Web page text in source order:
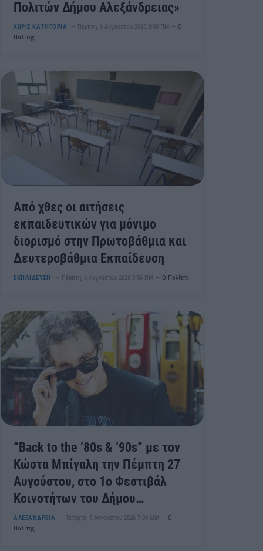
Πολιτών Δήμου Αλεξάνδρειας»
ΧΩΡΊΣ ΚΑΤΗΓΟΡΊΑ Πέμπτη, 6 Αυγούστου 2026 9:00 ΠΜ
Ο
Πολίτης
Από χθες οι αιτήσεις
εκπαιδευτικών για μόνιμο
διορισμό στην Πρωτοβάθμια και
Δευτεροβάθμια Εκπαίδευση
ΕΚΠΑΙΔΕΥΣΗ Πέμπτη, 6 Αυγούστου 2026 8:56 ΠΜ Ο Πολίτης
“Back to the ’80s & ’90s” με τον
Κώστα Μπίγαλη την Πέμπτη 27
Αυγούστου, στο 1ο Φεστιβάλ
Κοινοτήτων του Δήμου
Αλεξάνδρειας
ΑΛΕΞΑΝΔΡΕΙΑ Τετάρτη, 5 Αυγούστου 2026 7:08 ΜΜ
Ο
Πολίτης